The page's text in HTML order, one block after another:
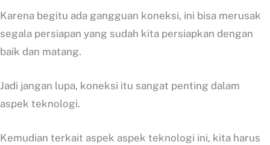
Karena begitu ada gangguan koneksi, ini bisa merusak
segala persiapan yang sudah kita persiapkan dengan
baik dan matang.
Jadi jangan lupa, koneksi itu sangat penting dalam
aspek teknologi.
Kemudian terkait aspek aspek teknologi ini, kita harus